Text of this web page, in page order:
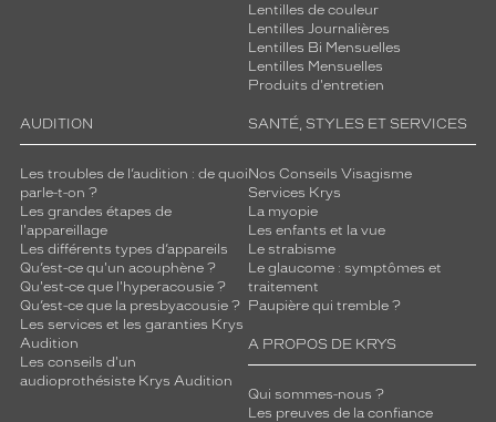
Lentilles de couleur
Lentilles Journalières
Lentilles Bi Mensuelles
Lentilles Mensuelles
Produits d'entretien
AUDITION
Les troubles de l’audition : de quoi
parle-t-on ?
Les grandes étapes de
l'appareillage
Les différents types d’appareils
Qu’est-ce qu'un acouphène ?
Qu'est-ce que l'hyperacousie ?
Qu’est-ce que la presbyacousie ?
Les services et les garanties Krys
Audition
Les conseils d'un
audioprothésiste Krys Audition
SANTÉ, STYLES ET SERVICES
Nos Conseils Visagisme
Services Krys
La myopie
Les enfants et la vue
Le strabisme
Le glaucome : symptômes et
traitement
Paupière qui tremble ?
A PROPOS DE KRYS
Qui sommes-nous ?
Les preuves de la confiance